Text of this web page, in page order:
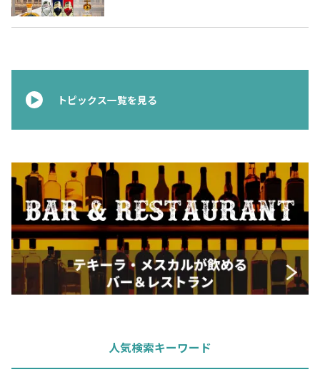
イベント一覧
テキーラ・メスカルが 飲めるバー
トピックス一覧を見る
人気検索キーワード